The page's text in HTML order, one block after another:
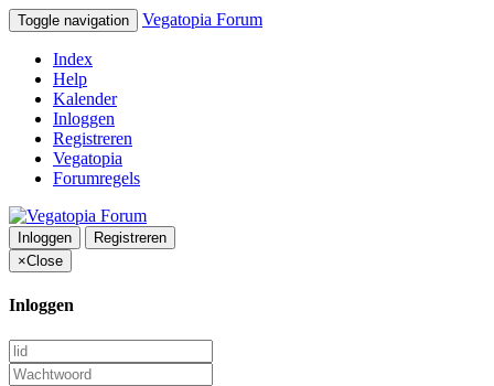
Toggle navigation Vegatopia Forum
Index
Help
Kalender
Inloggen
Registreren
Vegatopia
Forumregels
Inloggen
Registreren
×Close
Inloggen